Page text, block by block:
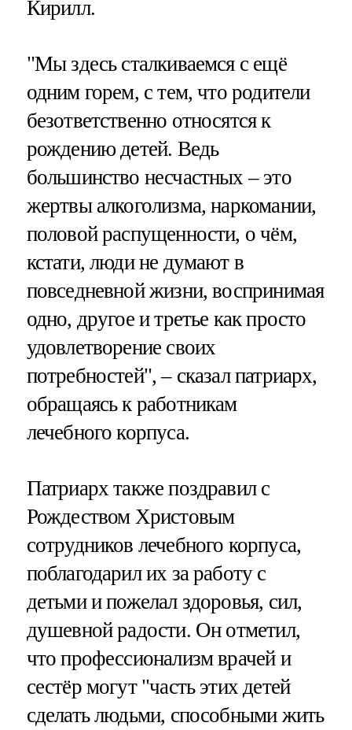
Кирилл.
"Мы здесь сталкиваемся с ещё
одним горем, с тем, что родители
безответственно относятся к
рождению детей. Ведь
большинство несчастных – это
жертвы алкоголизма, наркомании,
половой распущенности, о чём,
кстати, люди не думают в
повседневной жизни, воспринимая
одно, другое и третье как просто
удовлетворение своих
потребностей", – сказал патриарх,
обращаясь к работникам
лечебного корпуса.
Патриарх также поздравил с
Рождеством Христовым
сотрудников лечебного корпуса,
поблагодарил их за работу с
детьми и пожелал здоровья, сил,
душевной радости. Он отметил,
что профессионализм врачей и
сестёр могут "часть этих детей
сделать людьми, способными жить